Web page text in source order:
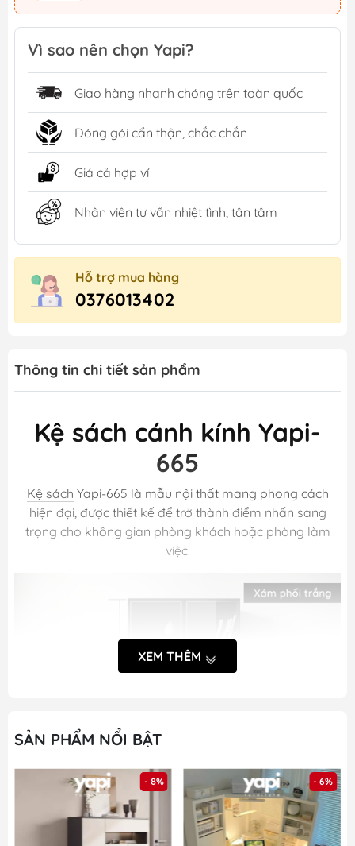
Vì sao nên chọn Yapi?
Giao hàng nhanh chóng trên toàn quốc
Đóng gói cẩn thận, chắc chắn
Giá cả hợp ví
Nhân viên tư vấn nhiệt tình, tận tâm
Hỗ trợ mua hàng
0376013402
Thông tin chi tiết sản phẩm
Kệ sách cánh kính Yapi-
665
Kệ sách Yapi-665 là mẫu nội thất mang phong cách
hiện đại, được thiết kế để trở thành điểm nhấn sang
trọng cho không gian phòng khách hoặc phòng làm
việc.
XEM THÊM
SẢN PHẨM NỔI BẬT
- 8% - 6%